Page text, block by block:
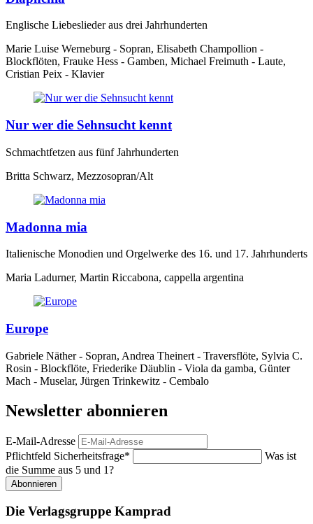
Englische Liebeslieder aus drei Jahrhunderten
Marie Luise Werneburg - Sopran, Elisabeth Champollion -
Blockflöten, Frauke Hess - Gamben, Michael Freimuth - Laute,
Cristian Peix - Klavier
Nur wer die Sehnsucht kennt
Schmachtfetzen aus fünf Jahrhunderten
Britta Schwarz, Mezzosopran/Alt
Madonna mia
Italienische Monodien und Orgelwerke des 16. und 17. Jahrhunderts
Maria Ladurner, Martin Riccabona, cappella argentina
Europe
Gabriele Näther - Sopran, Andrea Theinert - Traversflöte, Sylvia C.
Rosin - Blockflöte, Friederike Däublin - Viola da gamba, Günter
Mach - Muselar, Jürgen Trinkewitz - Cembalo
Newsletter abonnieren
E-Mail-Adresse
Pflichtfeld Sicherheitsfrage*
Was ist
die Summe aus 5 und 1?
Abonnieren
Die Verlagsgruppe Kamprad